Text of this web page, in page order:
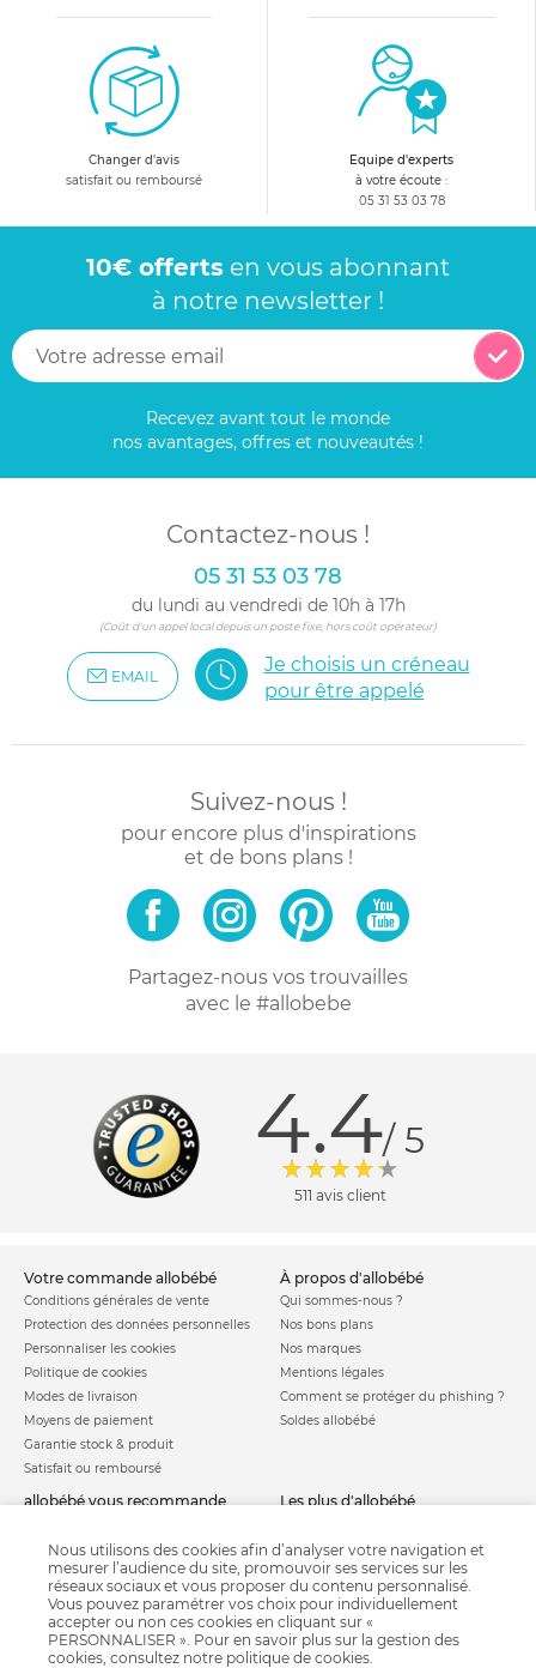
Changer d'avis
satisfait ou remboursé
Equipe d'experts
à votre écoute :
05 31 53 03 78
10€ offerts en vous abonnant
à notre newsletter !
Recevez avant tout le monde
nos avantages, offres et nouveautés !
Contactez-nous !
05 31 53 03 78
du lundi au vendredi de 10h à 17h
(Coût d'un appel local depuis un poste fixe, hors coût opérateur)
EMAIL
Je choisis un créneau
pour être appelé
Suivez-nous !
pour encore plus d'inspirations
et de bons plans !
Partagez-nous vos trouvailles
avec le #allobebe
4.4/ 5
511 avis client
votre commande allobébé
Conditions générales de vente
Protection des données personnelles
Personnaliser les cookies
Politique de cookies
Modes de livraison
Moyens de paiement
Garantie stock & produit
Satisfait ou remboursé
à propos d'allobébé
Qui sommes-nous ?
Nos bons plans
Nos marques
Mentions légales
Comment se protéger du phishing ?
Soldes allobébé
allobébé vous recommande
Nos labels
Nos licences
Besoin d'aide ?
FAQ
les plus d'allobébé
Infos conseils
Jeux concours
Valise de maternité
Parrainage
Paiement sécurisé
Nous utilisons des cookies afin d’analyser votre navigation et
mesurer l’audience du site, promouvoir ses services sur les
réseaux sociaux et vous proposer du contenu personnalisé.
Vous pouvez paramétrer vos choix pour individuellement
accepter ou non ces cookies en cliquant sur «
PERSONNALISER ». Pour en savoir plus sur la gestion des
cookies, consultez notre politique de cookies.